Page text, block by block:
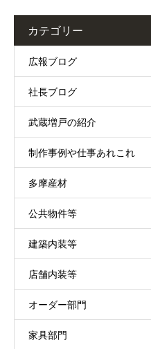
カテゴリー
広報ブログ
社長ブログ
武蔵増戸の紹介
制作事例や仕事あれこれ
多摩産材
公共物件等
建築内装等
店舗内装等
オーダー部門
家具部門